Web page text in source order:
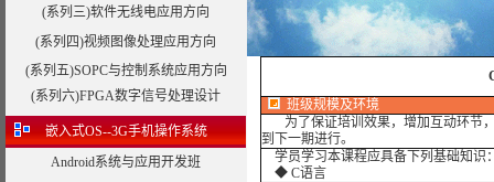
(系列三)软件无线电应用方向
(系列四)视频图像处理应用方向
(系列五)SOPC与控制系统应用方向
(系列六)FPGA数字信号处理设计
嵌入式OS--3G手机操作系统
Android系统与应用开发班
班级规模及环境
为了保证培训效果，增加互动环节，
到下一期进行。
学员学习本课程应具备下列基础知识
◆ C语言